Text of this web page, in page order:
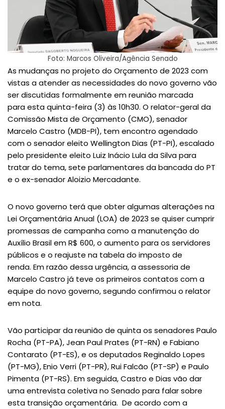
Foto: Marcos Oliveira/Agência Senado
As mudanças no projeto do Orçamento de 2023 com
vistas a atender as necessidades do novo governo vão
ser discutidas formalmente em reunião marcada
para esta quinta-feira (3) às 10h30. O relator-geral da
Comissão Mista de Orçamento (CMO), senador
Marcelo Castro (MDB-PI), tem encontro agendado
com o senador eleito Wellington Dias (PT-PI), escalado
pelo presidente eleito Luiz Inácio Lula da Silva para
tratar do tema, sete parlamentares da bancada do PT
e o ex-senador Aloizio Mercadante.
O novo governo terá que obter algumas alterações na
Lei Orçamentária Anual (LOA) de 2023 se quiser cumprir
promessas de campanha como a manutenção do
Auxílio Brasil em R$ 600, o aumento para os servidores
públicos e o reajuste na tabela do imposto de
renda. Em razão dessa urgência, a assessoria de
Marcelo Castro já teve os primeiros contatos com a
equipe do novo governo, segundo confirmou o relator
em nota.
Vão participar da reunião de quinta os senadores Paulo
Rocha (PT-PA), Jean Paul Prates (PT-RN) e Fabiano
Contarato (PT-ES), e os deputados Reginaldo Lopes
(PT-MG), Enio Verri (PT-PR), Rui Falcão (PT-SP) e Paulo
Pimenta (PT-RS). Em seguida, Castro e Dias vão dar
uma entrevista coletiva no Senado para falar sobre
esta transição orçamentária. De acordo com a